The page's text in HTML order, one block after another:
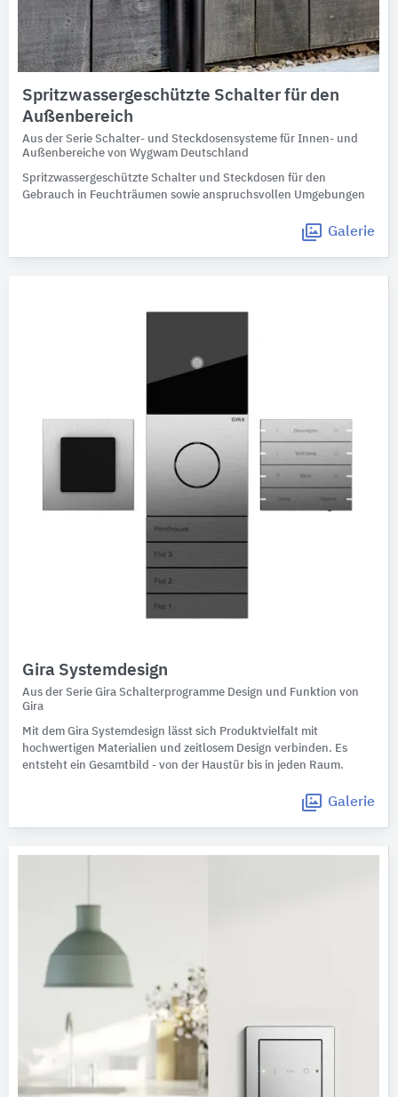
Spritzwassergeschützte Schalter für den
Außenbereich
Aus der Serie Schalter- und Steckdosensysteme für Innen- und
Außenbereiche von Wygwam Deutschland
Spritzwassergeschützte Schalter und Steckdosen für den
Gebrauch in Feuchträumen sowie anspruchsvollen Umgebungen
Galerie
Gira Systemdesign
Aus der Serie Gira Schalterprogramme Design und Funktion von
Gira
Mit dem Gira Systemdesign lässt sich Produktvielfalt mit
hochwertigen Materialien und zeitlosem Design verbinden. Es
entsteht ein Gesamtbild - von der Haustür bis in jeden Raum.
Galerie